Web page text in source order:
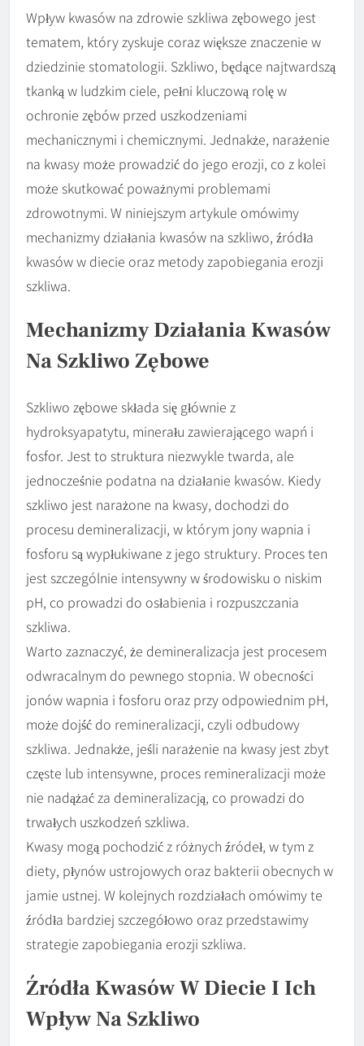
Wpływ kwasów na zdrowie szkliwa zębowego jest
tematem, który zyskuje coraz większe znaczenie w
dziedzinie stomatologii. Szkliwo, będące najtwardszą
tkanką w ludzkim ciele, pełni kluczową rolę w
ochronie zębów przed uszkodzeniami
mechanicznymi i chemicznymi. Jednakże, narażenie
na kwasy może prowadzić do jego erozji, co z kolei
może skutkować poważnymi problemami
zdrowotnymi. W niniejszym artykule omówimy
mechanizmy działania kwasów na szkliwo, źródła
kwasów w diecie oraz metody zapobiegania erozji
szkliwa.
Mechanizmy Działania Kwasów
Na Szkliwo Zębowe
Szkliwo zębowe składa się głównie z
hydroksyapatytu, minerału zawierającego wapń i
fosfor. Jest to struktura niezwykle twarda, ale
jednocześnie podatna na działanie kwasów. Kiedy
szkliwo jest narażone na kwasy, dochodzi do
procesu demineralizacji, w którym jony wapnia i
fosforu są wypłukiwane z jego struktury. Proces ten
jest szczególnie intensywny w środowisku o niskim
pH, co prowadzi do osłabienia i rozpuszczania
szkliwa.
Warto zaznaczyć, że demineralizacja jest procesem
odwracalnym do pewnego stopnia. W obecności
jonów wapnia i fosforu oraz przy odpowiednim pH,
może dojść do remineralizacji, czyli odbudowy
szkliwa. Jednakże, jeśli narażenie na kwasy jest zbyt
częste lub intensywne, proces remineralizacji może
nie nadążać za demineralizacją, co prowadzi do
trwałych uszkodzeń szkliwa.
Kwasy mogą pochodzić z różnych źródeł, w tym z
diety, płynów ustrojowych oraz bakterii obecnych w
jamie ustnej. W kolejnych rozdziałach omówimy te
źródła bardziej szczegółowo oraz przedstawimy
strategie zapobiegania erozji szkliwa.
Źródła Kwasów W Diecie I Ich
Wpływ Na Szkliwo